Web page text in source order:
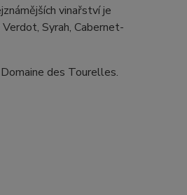
vinařství je
Syrah, Cabernet-
des Tourelles.